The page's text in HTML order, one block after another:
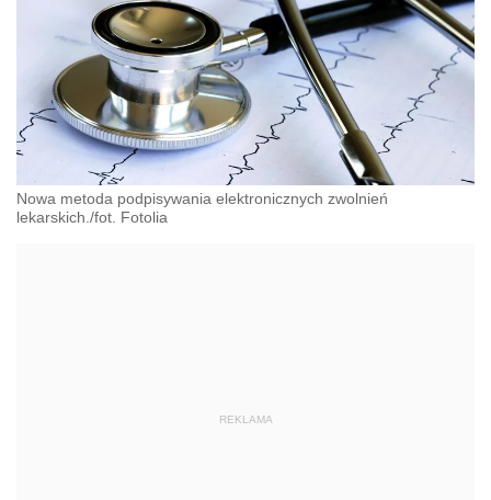
Nowa metoda podpisywania elektronicznych zwolnień
lekarskich./fot. Fotolia